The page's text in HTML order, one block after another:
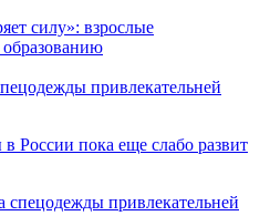
привлекательней
России пока еще слабо развит